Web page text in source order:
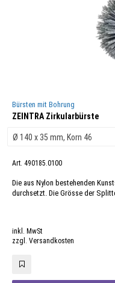
Bürsten mit Bohrung
ZEINTRA Zirkularbürste
Art. 490185.0100
Die aus Nylon bestehenden
durchsetzt. Die Grösse der
inkl. MwSt
zzgl. Versandkosten